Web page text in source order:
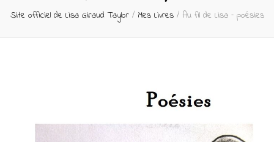
Auteur
Site officiel de Lisa Giraud Taylor / Mes Livres / Au fil de Lisa – poésies